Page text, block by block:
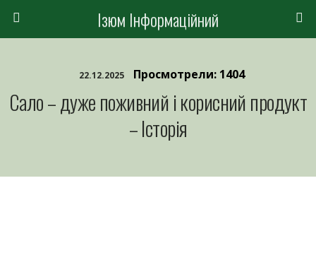
Ізюм Інформаційний
22.12.2025 Просмотрели: 1404
Сало – дуже поживний і корисний продукт
– Історія